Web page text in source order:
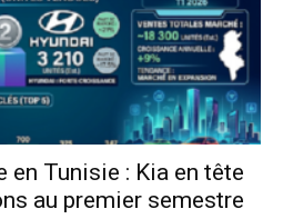
en Tunisie : Kia en tête
au premier semestre